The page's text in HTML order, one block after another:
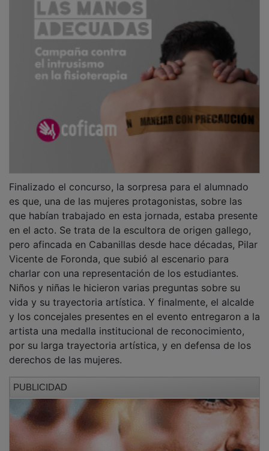
es que, una de las mujeres protagonistas, sobre las
que habían trabajado en esta jornada, estaba presente
en el acto. Se trata de la escultora de origen gallego,
pero afincada en Cabanillas desde hace décadas, Pilar
Vicente de Foronda, que subió al escenario para
charlar con una representación de los estudiantes.
Niños y niñas le hicieron varias preguntas sobre su
vida y su trayectoria artística. Y finalmente, el alcalde
y los concejales presentes en el evento entregaron a la
artista una medalla institucional de reconocimiento,
por su larga trayectoria artística, y en defensa de los
derechos de las mujeres.